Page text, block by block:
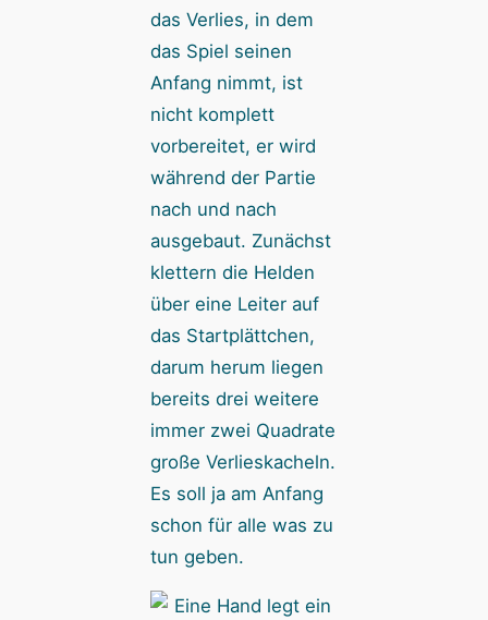
das Verlies, in dem
das Spiel seinen
Anfang nimmt, ist
nicht komplett
vorbereitet, er wird
während der Partie
nach und nach
ausgebaut. Zunächst
klettern die Helden
über eine Leiter auf
das Startplättchen,
darum herum liegen
bereits drei weitere
immer zwei Quadrate
große Verlieskacheln.
Es soll ja am Anfang
schon für alle was zu
tun geben.